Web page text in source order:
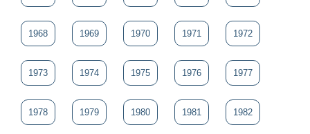
1968 1969 1970 1971 1972
1973 1974 1975 1976 1977
1978 1979 1980 1981 1982